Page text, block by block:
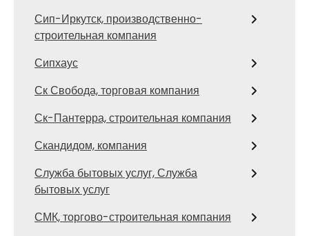
Сип-Иркутск, производственно-
строительная компания
Сипхаус
Ск Свобода, торговая компания
Ск-Пантерра, строительная компания
Скандидом, компания
Служба бытовых услуг, Служба
бытовых услуг
СМК, торгово-строительная компания